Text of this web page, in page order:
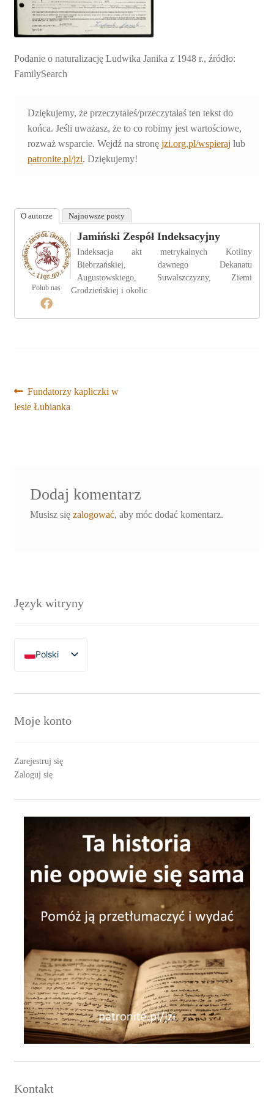
Podanie o naturalizację Ludwika Janika z 1948 r., źródło:
FamilySearch
Dziękujemy, że przeczytałeś/przeczytałaś ten tekst do
końca. Jeśli uważasz, że to co robimy jest wartościowe,
rozważ wsparcie. Wejdź na stronęjzi.org.pl/wspieraj lub
patronite.pl/jzi. Dziękujemy!
O autorze Najnowsze posty
Polub nas
Jamiński Zespół Indeksacyjny
Indeksacja akt metrykalnych Kotliny
Biebrzańskiej, dawnego Dekanatu
Augustowskiego, Suwalszczyzny, Ziemi
Grodzieńskiej i okolic
Nawigacja
Poprzedni
wpis:
Fundatorzy kapliczki w
lesie Łubianka
Dodaj komentarz
Musisz się zalogować, aby móc dodać komentarz.
Język witryny
Polski
English
Moje konto
Zarejestruj się
Zaloguj się
Kontakt